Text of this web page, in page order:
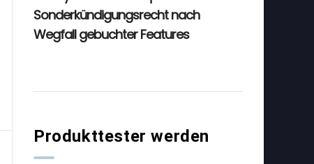
Produkttester werden